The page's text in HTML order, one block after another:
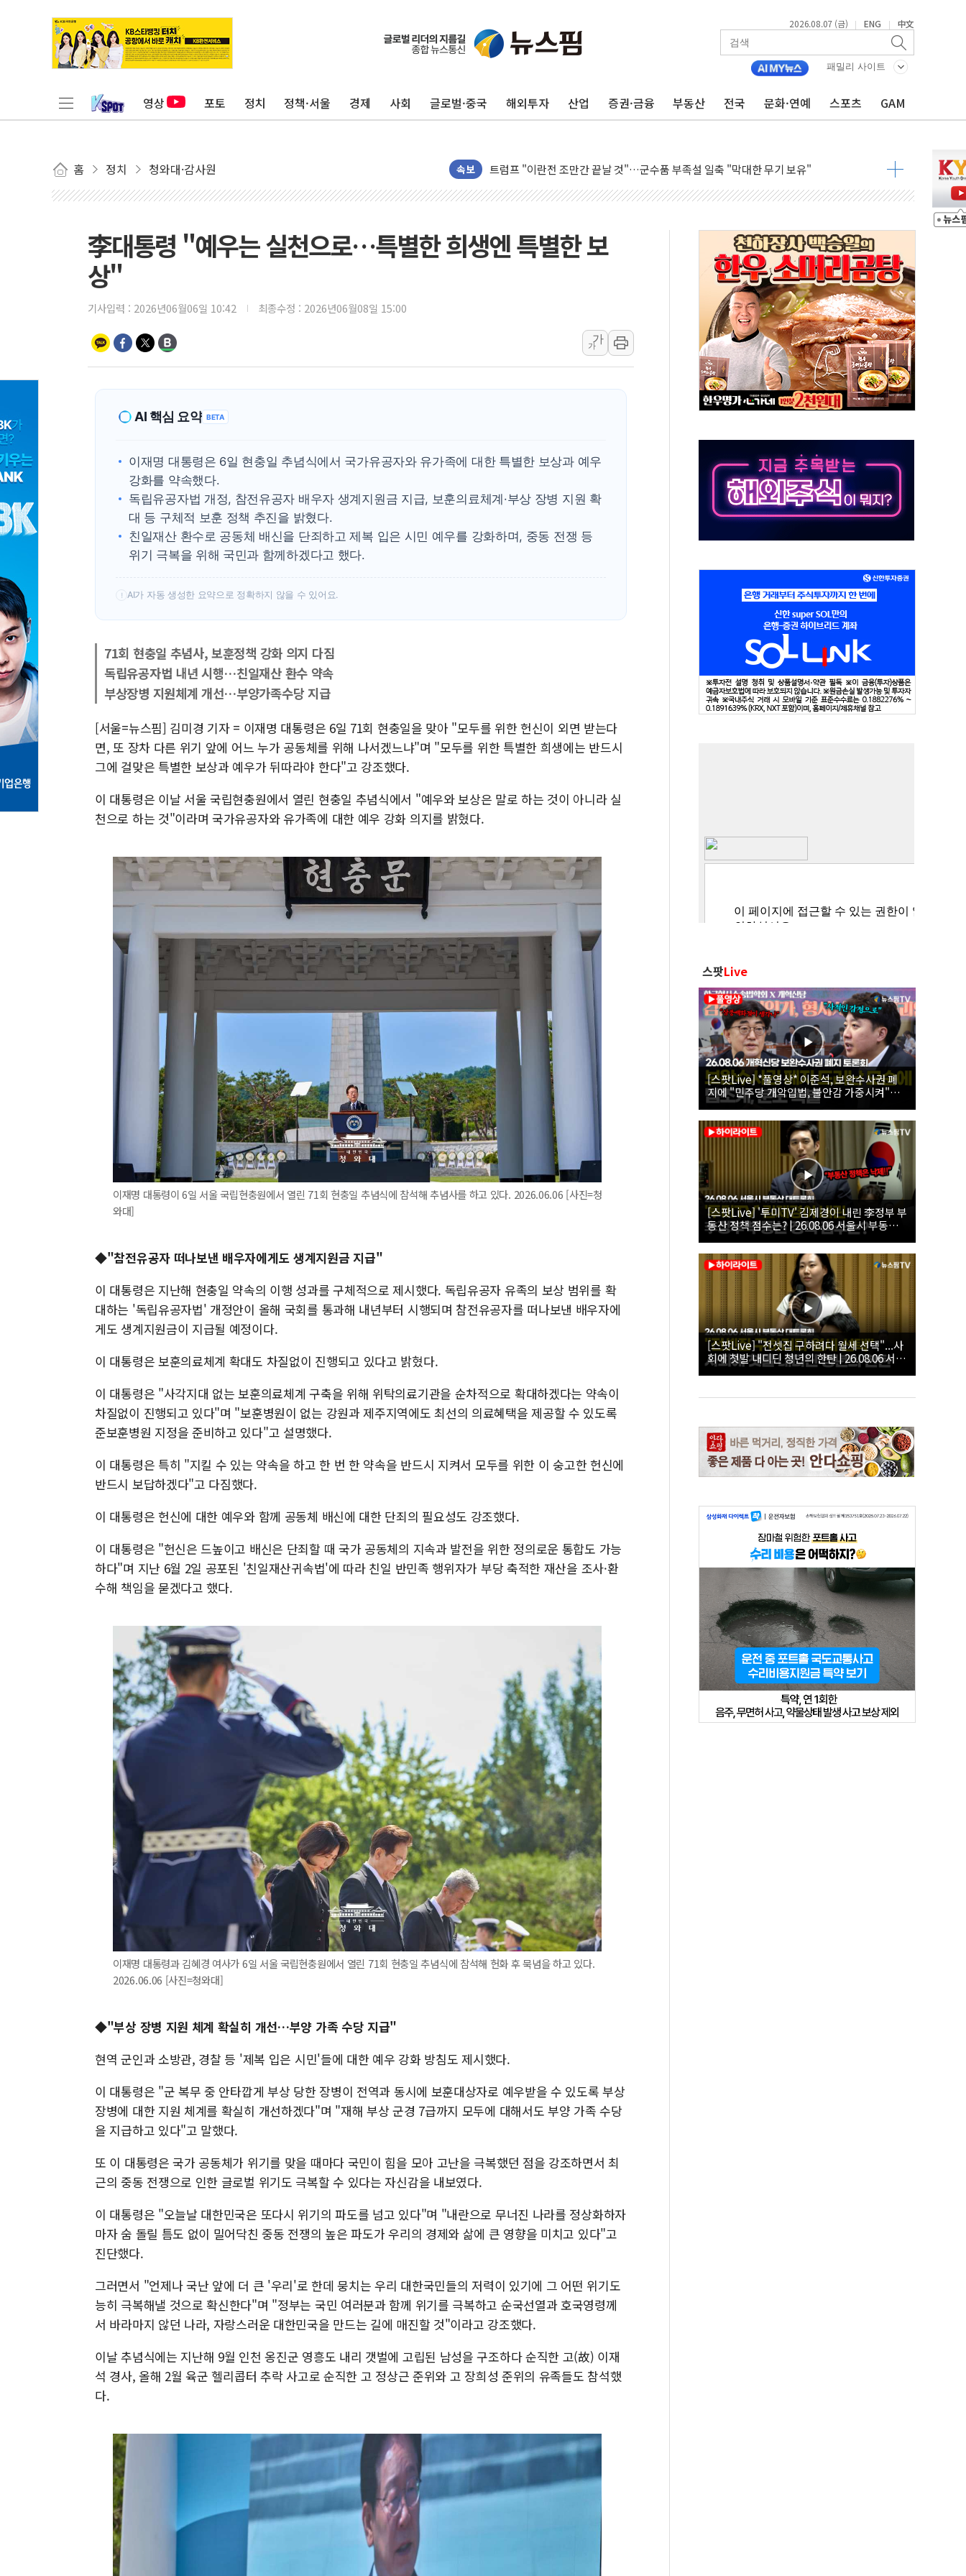
2026.08.07 (금) | ENG | 中文
패밀리 사이트
영상 포토 정치 정책·서울 경제 사회 글로벌·중국 해외투자 산업 증권·금융 부동산 전국 문화·연예 스포츠 GAM
홈 정치 청와대·감사원 속보
[채권/외환] 국제유가 급등에 미 국채금리·달러 동반 상승…시장, 美 고용지표 촉각
트럼프 "이란전 조만간 끝날 것"…군수품 부족설 일축 "막대한 무기 보유"
현대리바트, 원가 개선으로 실적 방어…다음 과제는 '외형 확대'
세금 부담 커진 고가 1주택자…맞교환·재매수·다운사이징 '저울질'
[금/유가] 이란의 호르무즈 해협 통항 제한 검토에 유가 3% 급등…금값 보합
뉴욕증시, 유가·금리 부담에 하락…다우 5거래일 랠리 '마침표'
이란, 오만과 호르무즈 해협 재개방 합의 막바지.."美와 직접 협상 없어"
[민주 당권주자 일정] 송영길·정청래·김민석 후보 - 8월 7일
李대통령, 오늘 부동산 정책 점검 2차 회의…주택 공급 대책 막바지 조율할 듯
[오늘의 정치일정] 8월 7일(금)
[오늘의 국회일정] 상임위·세미나·기자회견·주요 정당 - 8월 7일
이란, 美·이스라엘 선박 호르무즈 통항 제한 추진…美 "통행 막을 권한 없어"
구광모, 내주 실리콘밸리서 젠슨 황 재회…로봇·AI 데이터센터·모빌리티 구체화
뉴욕증시 개장 전 특징주...모더나·아이온큐·도어대시↑ VS 샌디스크·피그마·앱러빈↓
김정관 장관 "영업이익 N% 성과급 반대…상법·자본시장법 개정 논의"
뉴욕증시 프리뷰, 미 주가선물 AI주 차익실현 속 혼조세...웨스턴디지털·샌디스크↓
李대통령 "예우는 실천으로…특별한 희생엔 특별한 보
상"
기사입력 : 2026년06월06일 10:42 최종수정 : 2026년06월08일 15:00
가
가
AI 핵심 요약 BETA
이재명 대통령은 6일 현충일 추념식에서 국가유공자와 유가족에 대한 특별한 보상과 예우
강화를 약속했다.
독립유공자법 개정, 참전유공자 배우자 생계지원금 지급, 보훈의료체계·부상 장병 지원 확
대 등 구체적 보훈 정책 추진을 밝혔다.
친일재산 환수로 공동체 배신을 단죄하고 제복 입은 시민 예우를 강화하며, 중동 전쟁 등
위기 극복을 위해 국민과 함께하겠다고 했다.
! AI가 자동 생성한 요약으로 정확하지 않을 수 있어요.
71회 현충일 추념사, 보훈정책 강화 의지 다짐
독립유공자법 내년 시행…친일재산 환수 약속
부상장병 지원체계 개선…부양가족수당 지급
[서울=뉴스핌] 김미경 기자 = 이재명 대통령은 6일 71회 현충일을 맞아 "모두를 위한 헌신이 외면 받는다
면, 또 장차 다른 위기 앞에 어느 누가 공동체를 위해 나서겠느냐"며 "모두를 위한 특별한 희생에는 반드시
그에 걸맞은 특별한 보상과 예우가 뒤따라야 한다"고 강조했다.
이 대통령은 이날 서울 국립현충원에서 열린 현충일 추념식에서 "예우와 보상은 말로 하는 것이 아니라 실
천으로 하는 것"이라며 국가유공자와 유가족에 대한 예우 강화 의지를 밝혔다.
이재명 대통령이 6일 서울 국립현충원에서 열린 71회 현충일 추념식에 참석해 추념사를 하고 있다. 2026.06.06 [사진=청
와대]
◆"참전유공자 떠나보낸 배우자에게도 생계지원금 지급"
이 대통령은 지난해 현충일 약속의 이행 성과를 구체적으로 제시했다. 독립유공자 유족의 보상 범위를 확
대하는 '독립유공자법' 개정안이 올해 국회를 통과해 내년부터 시행되며 참전유공자를 떠나보낸 배우자에
게도 생계지원금이 지급될 예정이다.
이 대통령은 보훈의료체계 확대도 차질없이 진행되고 있다고 밝혔다.
이 대통령은 "사각지대 없는 보훈의료체계 구축을 위해 위탁의료기관을 순차적으로 확대하겠다는 약속이
차질없이 진행되고 있다"며 "보훈병원이 없는 강원과 제주지역에도 최선의 의료혜택을 제공할 수 있도록
준보훈병원 지정을 준비하고 있다"고 설명했다.
이 대통령은 특히 "지킬 수 있는 약속을 하고 한 번 한 약속을 반드시 지켜서 모두를 위한 이 숭고한 헌신에
반드시 보답하겠다"고 다짐했다.
이 대통령은 헌신에 대한 예우와 함께 공동체 배신에 대한 단죄의 필요성도 강조했다.
이 대통령은 "헌신은 드높이고 배신은 단죄할 때 국가 공동체의 지속과 발전을 위한 정의로운 통합도 가능
하다"며 지난 6월 2일 공포된 '친일재산귀속법'에 따라 친일 반민족 행위자가 부당 축적한 재산을 조사·환
수해 책임을 묻겠다고 했다.
이재명 대통령과 김혜경 여사가 6일 서울 국립현충원에서 열린 71회 현충일 추념식에 참석해 헌화 후 묵념을 하고 있다.
2026.06.06 [사진=청와대]
◆"부상 장병 지원 체계 확실히 개선…부양 가족 수당 지급"
현역 군인과 소방관, 경찰 등 '제복 입은 시민'들에 대한 예우 강화 방침도 제시했다.
이 대통령은 "군 복무 중 안타깝게 부상 당한 장병이 전역과 동시에 보훈대상자로 예우받을 수 있도록 부상
장병에 대한 지원 체계를 확실히 개선하겠다"며 "재해 부상 군경 7급까지 모두에 대해서도 부양 가족 수당
을 지급하고 있다"고 말했다.
또 이 대통령은 국가 공동체가 위기를 맞을 때마다 국민이 힘을 모아 고난을 극복했던 점을 강조하면서 최
근의 중동 전쟁으로 인한 글로벌 위기도 극복할 수 있다는 자신감을 내보였다.
이 대통령은 "오늘날 대한민국은 또다시 위기의 파도를 넘고 있다"며 "내란으로 무너진 나라를 정상화하자
마자 숨 돌릴 틈도 없이 밀어닥친 중동 전쟁의 높은 파도가 우리의 경제와 삶에 큰 영향을 미치고 있다"고
진단했다.
그러면서 "언제나 국난 앞에 더 큰 '우리'로 한데 뭉치는 우리 대한국민들의 저력이 있기에 그 어떤 위기도
능히 극복해낼 것으로 확신한다"며 "정부는 국민 여러분과 함께 위기를 극복하고 순국선열과 호국영령께
서 바라마지 않던 나라, 자랑스러운 대한민국을 만드는 길에 매진할 것"이라고 강조했다.
이날 추념식에는 지난해 9월 인천 옹진군 영흥도 내리 갯벌에 고립된 남성을 구조하다 순직한 고(故) 이재
석 경사, 올해 2월 육군 헬리콥터 추락 사고로 순직한 고 정상근 준위와 고 장희성 준위의 유족들도 참석했
다.
스팟Live
[스팟Live] *풀영상* 이준석, 보완수사권 폐
지에 "민주당 개악입법, 불안감 가중시켜"｜
26.08.06 개혁신당 보완수사권 폐지 토론회
[스팟Live] '투미TV' 김제경이 내린 李정부 부
동산 정책 점수는? | 26.08.06 서울시 부동산
대토론회
[스팟Live] "전셋집 구하려다 월세 선택"...사
회에 첫발 내디딘 청년의 한탄 | 26.08.06 서울
시 부동산 대토론회